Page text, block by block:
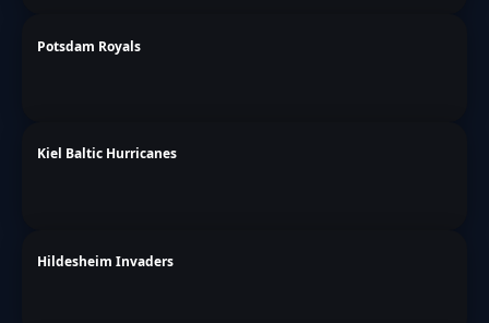
Potsdam Royals
Kiel Baltic Hurricanes
Hildesheim Invaders